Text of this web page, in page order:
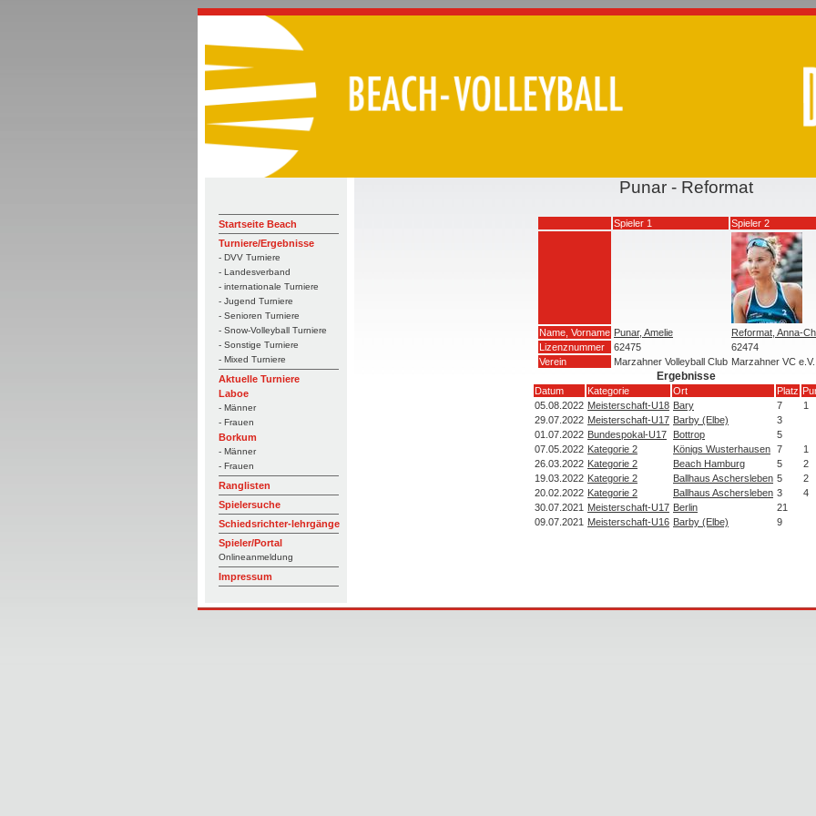
Startseite Beach
Turniere/Ergebnisse
- DVV Turniere
- Landesverband
- internationale Turniere
- Jugend Turniere
- Senioren Turniere
- Snow-Volleyball Turniere
- Sonstige Turniere
- Mixed Turniere
Aktuelle Turniere
Laboe
- Männer
- Frauen
Borkum
- Männer
- Frauen
Ranglisten
Spielersuche
Schiedsrichter-lehrgänge
Spieler/Portal
Onlineanmeldung
Impressum
Punar - Reformat
Spieler 1 Spieler 2
Name, Vorname Punar, Amelie
Reformat, Anna-
Lizenznummer
62475
62474
Verein
Marzahner Volleyball Club Marzahner VC e.V.
Ergebnisse
Datum Kategorie Ort Platz
05.08.2022 Meisterschaft-U18 Bary 7 1
29.07.2022 Meisterschaft-U17 Barby (Elbe)
3
01.07.2022 Bundespokal-U17 Bottrop
5
07.05.2022 Kategorie 2 Königs Wusterhausen 7 1
26.03.2022 Kategorie 2 Beach Hamburg 5 2
19.03.2022 Kategorie 2 Ballhaus Aschersleben 5 2
20.02.2022 Kategorie 2 Ballhaus Aschersleben 3 4
30.07.2021 Meisterschaft-U17 Berlin
21
09.07.2021 Meisterschaft-U16 Barby (Elbe) 9